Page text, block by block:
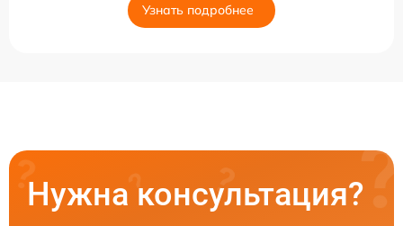
Узнать подробнее
Нужна консультация?